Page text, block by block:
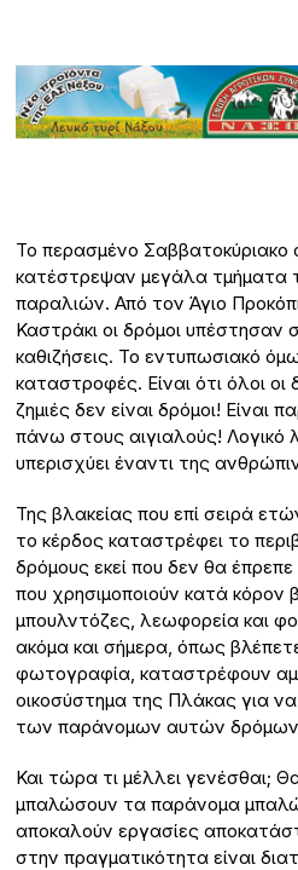
Το περασμένο Σαββατοκύριακο
κατέστρεψαν μεγάλα
παραλιών. Από τον Άγιο
Καστράκι οι δρόμοι υπέστησαν
καθιζήσεις. Το εντυπωσιακό
καταστροφές. Είναι ότι όλοι
ζημιές δεν είναι δρόμοι!
πάνω στους αιγιαλούς! Λογικό
υπερισχύει έναντι της
Της βλακείας που επί σειρά
το κέρδος καταστρέφει το
δρόμους εκεί που δεν θα
που χρησιμοποιούν κατά κόρον
μπουλντόζες, λεωφορεία και
ακόμα και σήμερα, όπως
φωτογραφία, καταστρέφουν
οικοσύστημα της Πλάκας για
των παράνομων αυτών
Και τώρα τι μέλλει γενέσθαι;
μπαλώσουν τα παράνομα
αποκαλούν εργασίες
στην πραγματικότητα είναι